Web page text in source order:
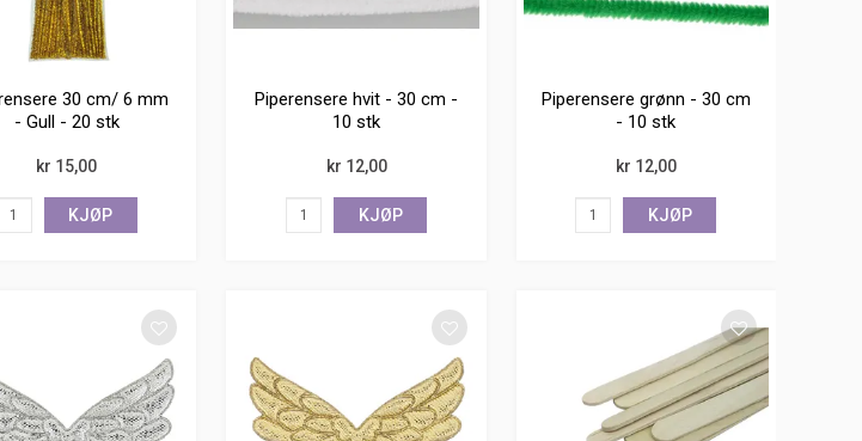
30 cm/ 6 mm
- Gull - 20 stk
kr 15,00
KJØP
Piperensere hvit - 30 cm -
10 stk
kr 12,00
KJØP
Piperensere grønn - 30 cm
- 10 stk
kr 12,00
KJØP